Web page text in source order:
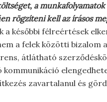
a
rögzíteni kell az írásos
a későbbi félreértések
a felek közötti bizalom
átlátható
kommunikáció
zavartalanul és